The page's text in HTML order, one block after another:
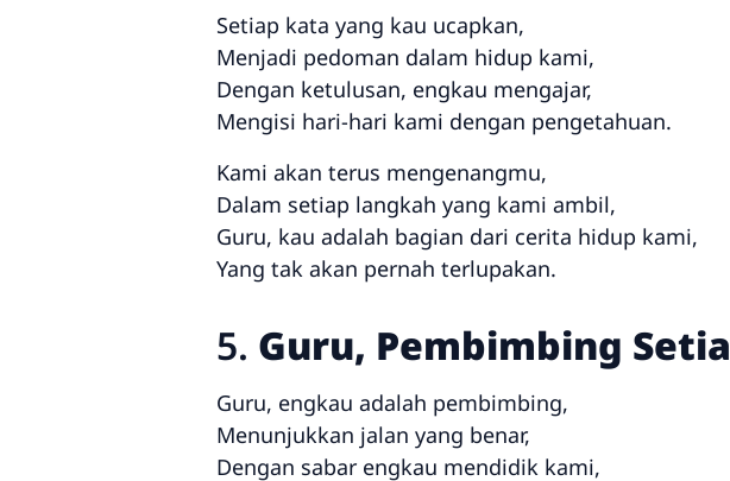
Setiap kata yang kau ucapkan,
Menjadi pedoman dalam hidup kami,
Dengan ketulusan, engkau mengajar,
Mengisi hari-hari kami dengan pengetahuan.
Kami akan terus mengenangmu,
Dalam setiap langkah yang kami ambil,
Guru, kau adalah bagian dari cerita hidup kami,
Yang tak akan pernah terlupakan.
5. Guru, Pembimbing Setia
Guru, engkau adalah pembimbing,
Menunjukkan jalan yang benar,
Dengan sabar engkau mendidik kami,